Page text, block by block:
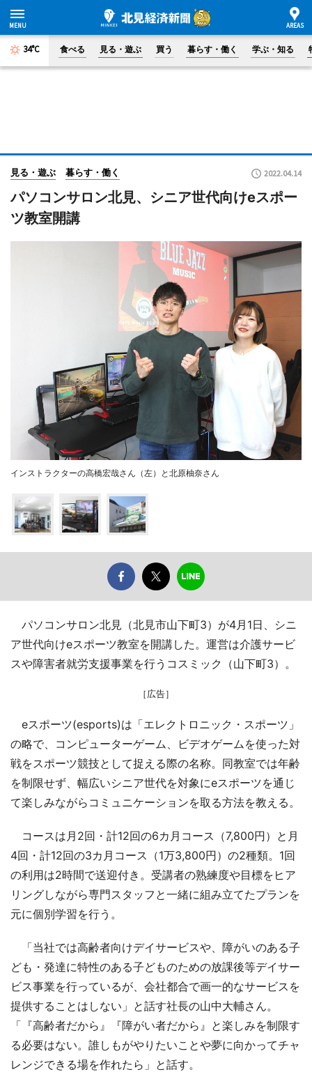
34°C 食べる 見る・遊ぶ 買う 暮らす・働く 学ぶ・知る
見る・遊ぶ 暮らす・働く 2022.04.14
パソコンサロン北見、シニア世代向けeスポー
ツ教室開講
インストラクターの高橋宏哉さん（左）と北原柚奈さん
パソコンサロン北見（北見市山下町3）が4月1日、シニ
ア世代向けeスポーツ教室を開講した。運営は介護サービ
スや障害者就労支援事業を行うコスミック（山下町3）。
［広告］
eスポーツ(esports)は「エレクトロニック・スポーツ」
の略で、コンピューターゲーム、ビデオゲームを使った対
戦をスポーツ競技として捉える際の名称。同教室では年齢
を制限せず、幅広いシニア世代を対象にeスポーツを通じ
て楽しみながらコミュニケーションを取る方法を教える。
コースは月2回・計12回の6カ月コース（7,800円）と月
4回・計12回の3カ月コース（1万3,800円）の2種類。1回
の利用は2時間で送迎付き。受講者の熟練度や目標をヒア
リングしながら専門スタッフと一緒に組み立てたプランを
元に個別学習を行う。
「当社では高齢者向けデイサービスや、障がいのある子
ども・発達に特性のある子どものための放課後等デイサー
ビス事業を行っているが、会社都合で画一的なサービスを
提供することはしない」と話す社長の山中大輔さん。
「『高齢者だから』『障がい者だから』と楽しみを制限す
る必要はない。誰しもがやりたいことや夢に向かってチャ
レンジできる場を作れたら」と話す。